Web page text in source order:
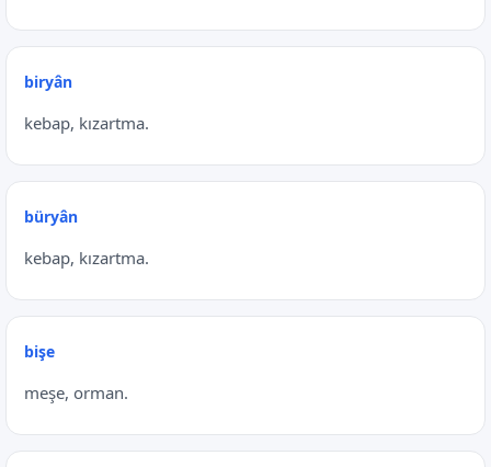
biryân
kebap, kızartma.
büryân
kebap, kızartma.
bişe
meşe, orman.